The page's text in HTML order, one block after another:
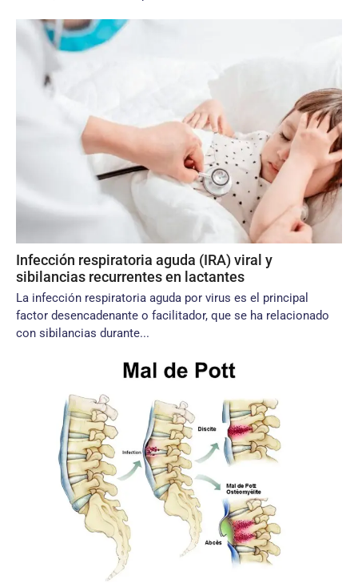
Infección respiratoria aguda (IRA) viral y
sibilancias recurrentes en lactantes
La infección respiratoria aguda por virus es el principal
factor desencadenante o facilitador, que se ha relacionado
con sibilancias durante...